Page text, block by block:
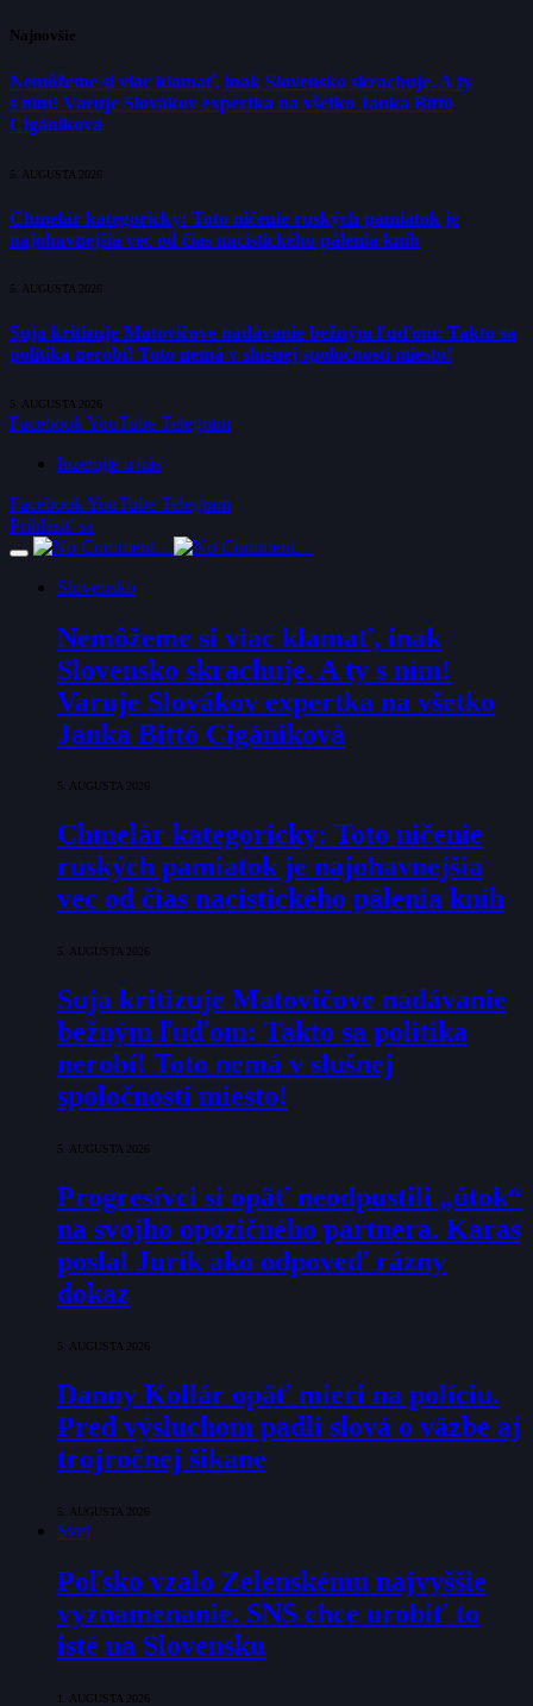
Najnovšie
Nemôžeme si viac klamať, inak Slovensko skrachuje. A ty
s ním! Varuje Slovákov expertka na všetko Janka Bittó
Cigániková
5. AUGUSTA 2026
Chmelár kategoricky: Toto ničenie ruských pamiatok je
najohavnejšia vec od čias nacistického pálenia kníh
5. AUGUSTA 2026
Suja kritizuje Matovičove nadávanie bežným ľuďom: Takto sa
politika nerobí! Toto nemá v slušnej spoločnosti miesto!
5. AUGUSTA 2026
FacebookYouTube Telegram
Inzerujte u nás
FacebookYouTube Telegram
Prihlásiť sa
Slovensko
Nemôžeme si viac klamať, inak
Slovensko skrachuje. A ty s ním!
Varuje Slovákov expertka na všetko
Janka Bittó Cigániková
5. AUGUSTA 2026
Chmelár kategoricky: Toto ničenie
ruských pamiatok je najohavnejšia
vec od čias nacistického pálenia kníh
5. AUGUSTA 2026
Suja kritizuje Matovičove nadávanie
bežným ľuďom: Takto sa politika
nerobí! Toto nemá v slušnej
spoločnosti miesto!
5. AUGUSTA 2026
Progresívci si opäť neodpustili „útok“
na svojho opozičného partnera. Karas
poslal Jurík ako odpoveď rázny
dokaz
5. AUGUSTA 2026
Danny Kollár opäť mieri na políciu.
Pred výsluchom padli slová o väzbe aj
trojročnej šikane
5. AUGUSTA 2026
Svet
Poľsko vzalo Zelenskému najvyššie
vyznamenanie. SNS chce urobiť to
isté na Slovensku
1. AUGUSTA 2026